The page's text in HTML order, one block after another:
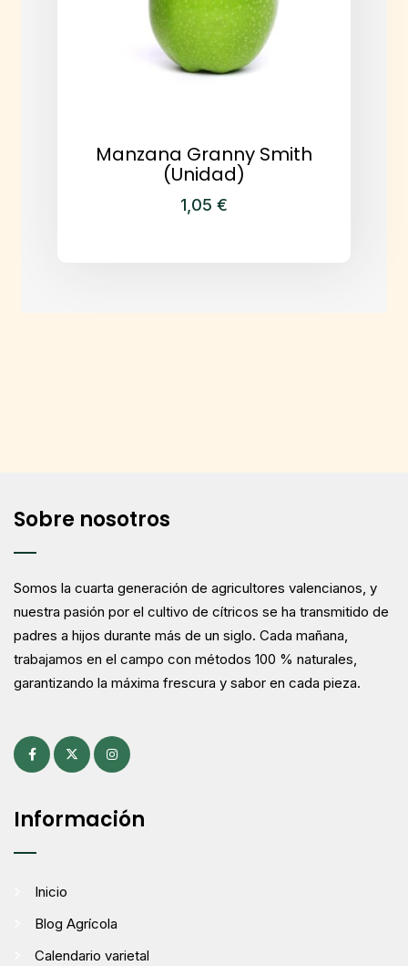
Manzana Granny Smith
(Unidad)
1,05 €
Sobre nosotros
Somos la cuarta generación de agricultores valencianos, y
nuestra pasión por el cultivo de cítricos se ha transmitido de
padres a hijos durante más de un siglo. Cada mañana,
trabajamos en el campo con métodos 100 % naturales,
garantizando la máxima frescura y sabor en cada pieza.
Información
Inicio
Blog Agrícola
Calendario varietal